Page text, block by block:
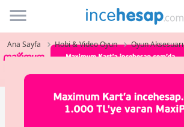
Incehesap
Ana Sayfa Hobi & Video Oyun Oyun Aksesuarı